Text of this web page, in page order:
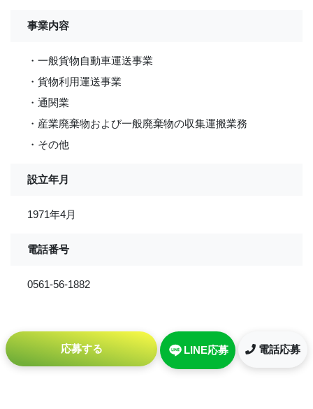
事業内容
・一般貨物自動車運送事業
・貨物利用運送事業
・通関業
・産業廃棄物および一般廃棄物の収集運搬業務
・その他
設立年月
1971年4月
電話番号
0561-56-1882
応募する LINE応募 電話応募